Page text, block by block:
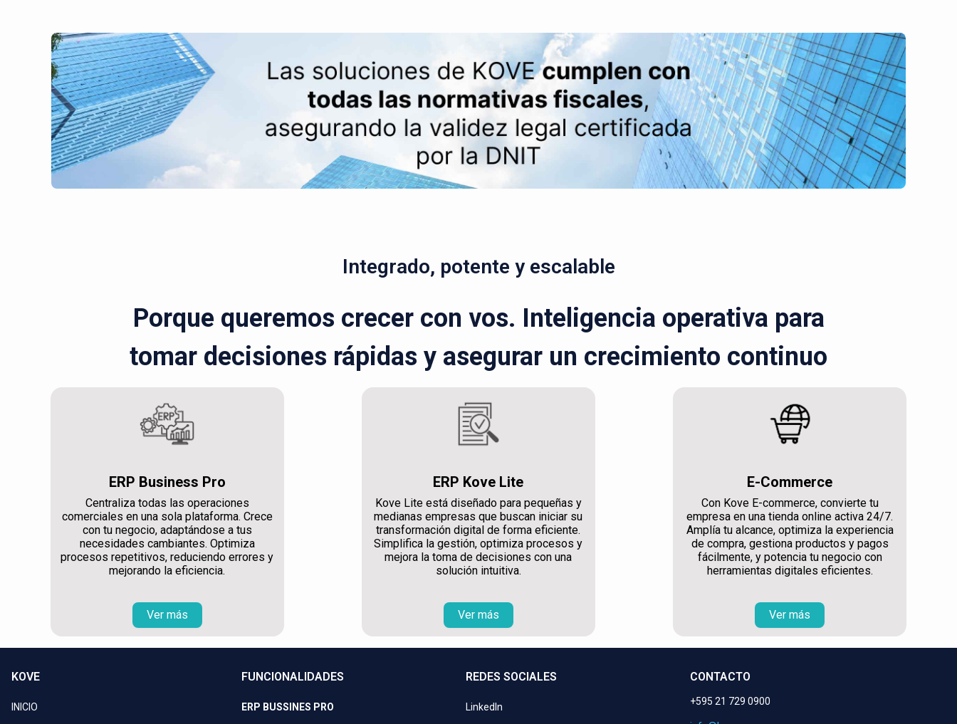
Integrado, potente y escalable
Porque queremos crecer con vos. Inteligencia operativa para
tomar decisiones rápidas y asegurar un crecimiento continuo
ERP Business Pro
Centraliza todas las operaciones
comerciales en una sola plataforma. Crece
con tu negocio, adaptándose a tus
necesidades cambiantes. Optimiza
procesos repetitivos, reduciendo errores y
mejorando la eficiencia.
Ver más
ERP Kove Lite
Kove Lite está diseñado para pequeñas y
medianas empresas que buscan iniciar su
transformación digital de forma eficiente.
Simplifica la gestión, optimiza procesos y
mejora la toma de decisiones con una
solución intuitiva.
Ver más
E-Commerce
Con Kove E-commerce, convierte tu
empresa en una tienda online activa 24/7.
Amplía tu alcance, optimiza la experiencia
de compra, gestiona productos y pagos
fácilmente, y potencia tu negocio con
herramientas digitales eficientes.
Ver más
KOVE
INICIO
FUNCIONALIDADES
ERP BUSSINES PRO
REDES SOCIALES
LinkedIn
CONTACTO
+595 21 729 0900